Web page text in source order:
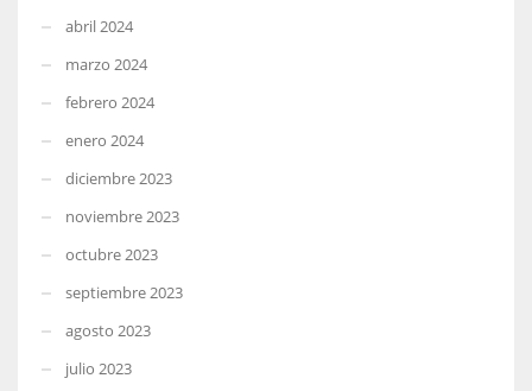
abril 2024
marzo 2024
febrero 2024
enero 2024
diciembre 2023
noviembre 2023
octubre 2023
septiembre 2023
agosto 2023
julio 2023